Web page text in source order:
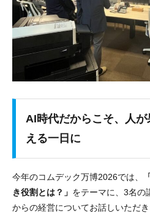
AI時代だからこそ、人
える一日に
今年のコムデック万博2026では、
き役割とは？」 をテーマに、3名の
からの経営についてお話しいただき